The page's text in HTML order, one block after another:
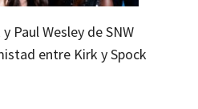
Paul Wesley de SNW
entre Kirk y Spock